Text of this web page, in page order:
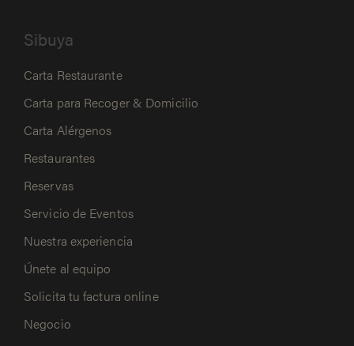
Sibuya
Carta Restaurante
Carta para Recoger & Domicilio
Carta Alérgenos
Restaurantes
Reservas
Servicio de Eventos
Nuestra experiencia
Únete al equipo
Solicita tu factura online
Negocio